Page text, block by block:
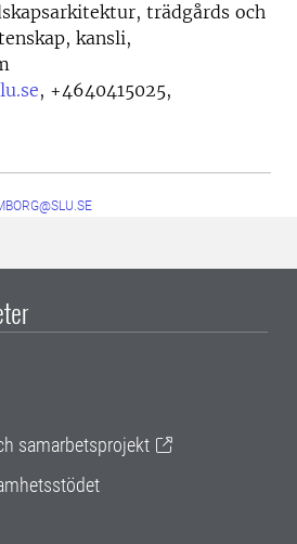
trädgårds och
kansli,
, +4640415025,
samarbetsprojekt